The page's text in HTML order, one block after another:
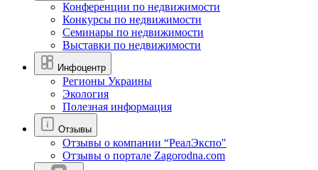
Конференции по недвижимости
Конкурсы по недвижимости
Семинары по недвижимости
Выставки по недвижимости
Инфоцентр
Регионы Украины
Экология
Полезная информация
Отзывы
Отзывы о компании “РеалЭкспо"
Отзывы о портале Zagorodna.com